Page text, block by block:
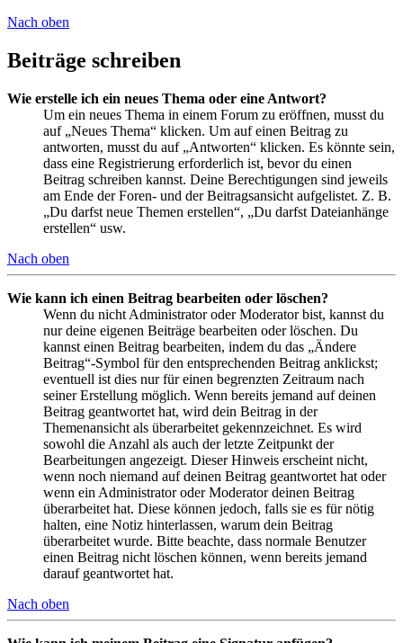
Nach oben
Beiträge schreiben
Wie erstelle ich ein neues Thema oder eine Antwort?
Um ein neues Thema in einem Forum zu eröffnen, musst du
auf „Neues Thema“ klicken. Um auf einen Beitrag zu
antworten, musst du auf „Antworten“ klicken. Es könnte sein,
dass eine Registrierung erforderlich ist, bevor du einen
Beitrag schreiben kannst. Deine Berechtigungen sind jeweils
am Ende der Foren- und der Beitragsansicht aufgelistet. Z. B.
„Du darfst neue Themen erstellen“, „Du darfst Dateianhänge
erstellen“ usw.
Nach oben
Wie kann ich einen Beitrag bearbeiten oder löschen?
Wenn du nicht Administrator oder Moderator bist, kannst du
nur deine eigenen Beiträge bearbeiten oder löschen. Du
kannst einen Beitrag bearbeiten, indem du das „Ändere
Beitrag“-Symbol für den entsprechenden Beitrag anklickst;
eventuell ist dies nur für einen begrenzten Zeitraum nach
seiner Erstellung möglich. Wenn bereits jemand auf deinen
Beitrag geantwortet hat, wird dein Beitrag in der
Themenansicht als überarbeitet gekennzeichnet. Es wird
sowohl die Anzahl als auch der letzte Zeitpunkt der
Bearbeitungen angezeigt. Dieser Hinweis erscheint nicht,
wenn noch niemand auf deinen Beitrag geantwortet hat oder
wenn ein Administrator oder Moderator deinen Beitrag
überarbeitet hat. Diese können jedoch, falls sie es für nötig
halten, eine Notiz hinterlassen, warum dein Beitrag
überarbeitet wurde. Bitte beachte, dass normale Benutzer
einen Beitrag nicht löschen können, wenn bereits jemand
darauf geantwortet hat.
Nach oben